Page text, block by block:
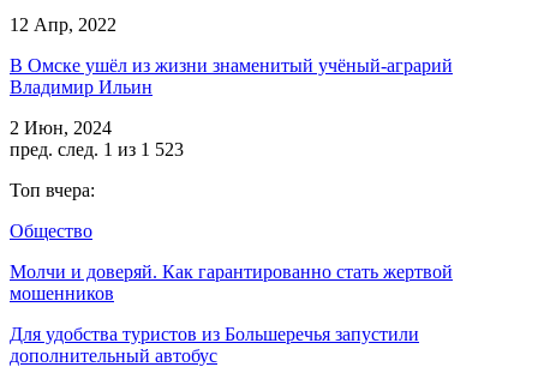
12 Апр, 2022
В Омске ушёл из жизни знаменитый учёный-аграрий
Владимир Ильин
2 Июн, 2024
пред. след. 1 из 1 523
Топ вчера:
Общество
Молчи и доверяй. Как гарантированно стать жертвой
мошенников
Для удобства туристов из Большеречья запустили
дополнительный автобус